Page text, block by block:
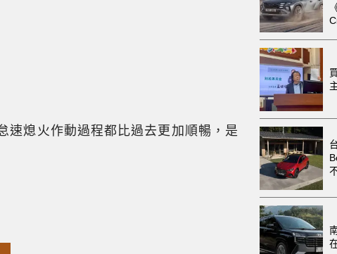
速熄火作動過程都比過去更加順暢，是